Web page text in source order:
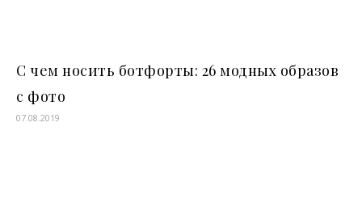
С чем носить ботфорты: 26 модных образов
с фото
07.08.2019